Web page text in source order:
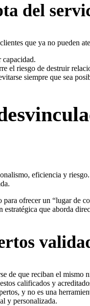
del
que ya no pueden
capacidad.
el riesgo de destruir
siempre que sea
eficiencia y
para ofrecer un “lugar de
que aborda
de que reciban el
calificados y
y no es una
y personalizada.